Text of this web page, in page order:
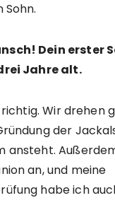
Sohn.
Dein erster
Jahre alt.
Wir drehen
der
ansteht.
an, und meine
habe ich